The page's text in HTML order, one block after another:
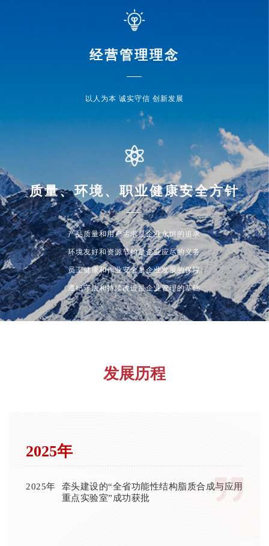
经营管理理念
以人为本 诚实守信 创新发展
质量、环境、职业健康安全方针
产品质量和用户需求是企业永恒的追求
环境友好和资源节约是企业应尽的义务
员工健康和作业安全是企业发展的保障
遵纪守法和持续改进是企业管理的基础
发展历程
2025年
2025年
牵头建设的“全省功能性结构脂质合成与应用
重点实验室”成功获批